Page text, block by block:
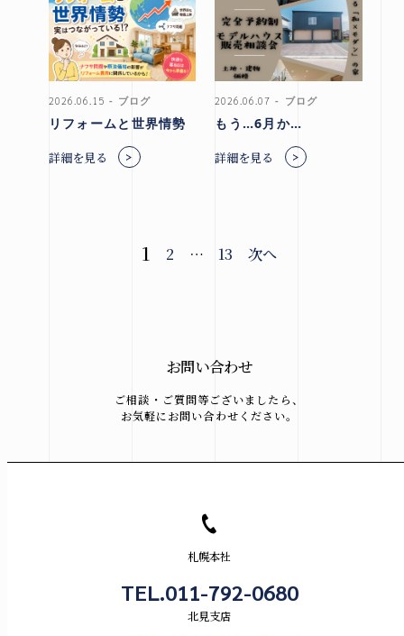
2026.06.15 ブログ
リフォームと世界情勢
詳細を見る
2026.06.07 ブログ
もう…6月か…
詳細を見る
投
ー
送
1 2 … 13 次へ
お問い合わせ
ご相談・ご質問等ございましたら、
お気軽にお問い合わせください。
札幌本社
TEL.011-792-0680
北見支店